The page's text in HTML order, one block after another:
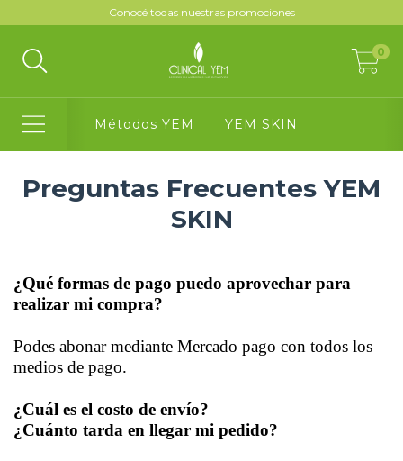
Conocé todas nuestras promociones
0
Métodos YEM YEM SKIN
Preguntas Frecuentes YEM
SKIN
¿Qué formas de pago puedo aprovechar para
realizar mi compra?
Podes abonar mediante Mercado pago con todos los
medios de pago.
¿Cuál es el costo de envío?
¿Cuánto tarda en llegar mi pedido?